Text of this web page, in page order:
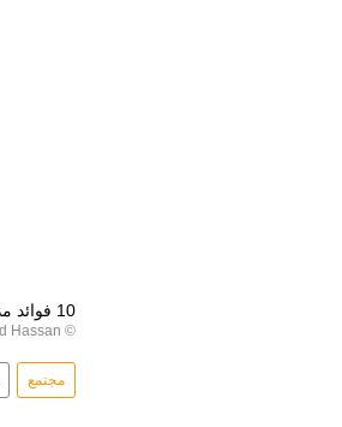
10 فوائد مذهلة للجرجير
© Sputnik / Mohamed Hassan
مجتمع